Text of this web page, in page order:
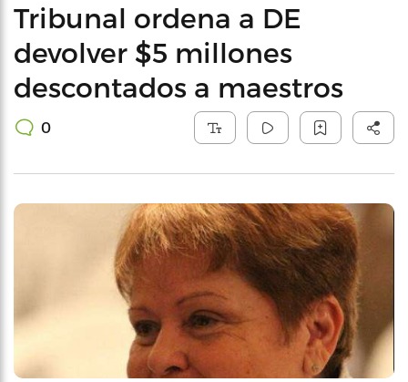
Tribunal ordena a DE
devolver $5 millones
descontados a maestros
0